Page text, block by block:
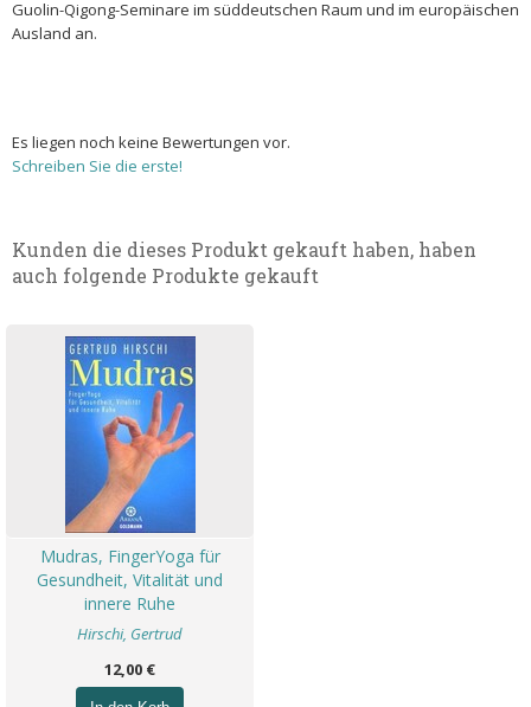
Guolin-Qigong-Seminare im süddeutschen Raum und im europäischen
Ausland an.
Es liegen noch keine Bewertungen vor.
Schreiben Sie die erste!
Kunden die dieses Produkt gekauft haben, haben
auch folgende Produkte gekauft
Mudras, FingerYoga für
Gesundheit, Vitalität und
innere Ruhe
Hirschi, Gertrud
12,00 €